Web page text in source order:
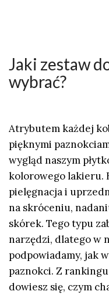
Jaki zestaw
wybrać?
Atrybutem każdej
pięknymi
wygląd naszym
kolorowego lakieru.
pielęgnacja i
na skróceniu,
skórek. Tego typu
narzędzi, dlatego w
podpowiadamy, jak
paznokci. Z
dowiesz się, czym